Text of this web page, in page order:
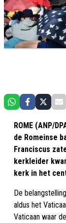
ROME (ANP/
de Romeinse
Franciscus
kerkleider
kerk in het
De
aldus het
Vaticaan waar